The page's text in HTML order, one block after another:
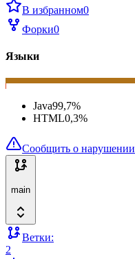
В избранном0
Форки0
Языки
Java99,7%
HTML0,3%
Сообщить о нарушении
main
Ветки:
2